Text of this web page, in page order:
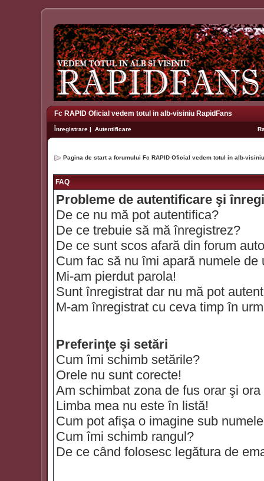
Fc RAPID Oficial vedem totul in alb-visiniu RapidFans
Înregistrare | Autentificare
Pagina de start a forumului Fc RAPID Oficial vedem totul in alb-
FAQ
Probleme de autentificare şi
De ce nu mă pot autentifica?
De ce trebuie să mă înregistrez?
De ce sunt scos afară din forum
Cum fac să nu îmi apară numele
Mi-am pierdut parola!
Sunt înregistrat dar nu mă pot
M-am înregistrat cu ceva timp în
Preferinţe şi setări
Cum îmi schimb setările?
Orele nu sunt corecte!
Am schimbat zona de fus orar şi
Limba mea nu este în listă!
Cum pot afişa o imagine sub
Cum îmi schimb rangul?
De ce când folosesc legătura de